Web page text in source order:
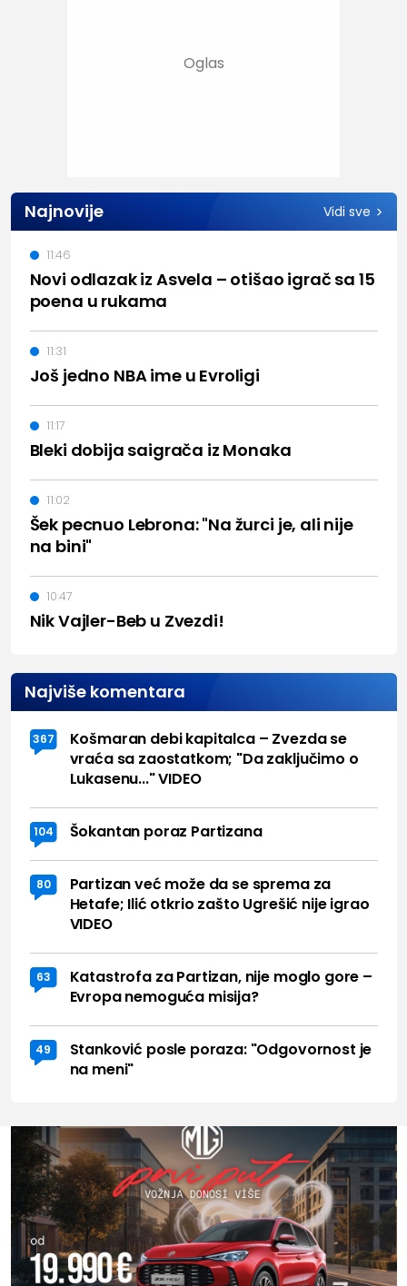
Najnovije Vidi sve
Novi odlazak iz Asvela – otišao igrač sa 15
poena u rukama
11:46
Još jedno NBA ime u Evroligi
11:31
Bleki dobija saigrača iz Monaka
11:17
Šek pecnuo Lebrona: "Na žurci je, ali nije
na bini"
11:02
Nik Vajler-Beb u Zvezdi!
10:47
Najviše komentara
367
Košmaran debi kapitalca – Zvezda se
vraća sa zaostatkom; "Da zaključimo o
Lukasenu..." VIDEO
104 Šokantan poraz Partizana
80
Partizan već može da se sprema za
Hetafe; Ilić otkrio zašto Ugrešić nije igrao
VIDEO
63
Katastrofa za Partizan, nije moglo gore –
Evropa nemoguća misija?
49
Stanković posle poraza: "Odgovornost je
na meni"